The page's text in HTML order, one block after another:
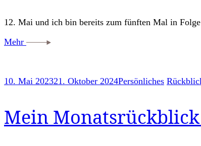
12. Mai und ich bin bereits zum fünften Mal in
Mehr
10. Mai 202321. Oktober 2024Persönliches
Mein